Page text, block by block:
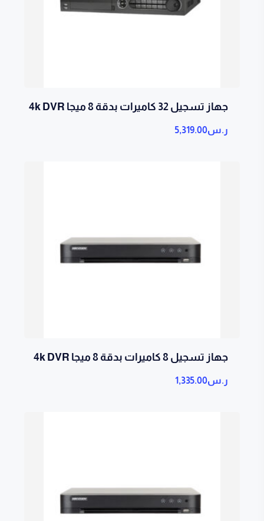
جهاز تسجيل 32 كاميرات بدقة 8 ميجا 4k DVR
ر.س5,319.00
جهاز تسجيل 8 كاميرات بدقة 8 ميجا 4k DVR
ر.س1,335.00